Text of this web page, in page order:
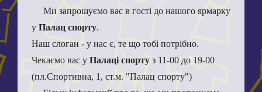
Ми запрошуємо вас в гості до нашого ярмарку
у Палац спорту.
Наш слоган - у нас є, те що тобі потрібно.
Чекаємо вас у Палаці спорту з 11-00 до 19-00
(пл.Спортивна, 1, ст.м. "Палац спорту")